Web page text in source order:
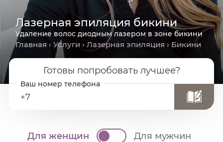
Лазерная эпиляция бикини
Удаление волос диодным лазером в зоне бикини
Главная ›Услуги ›Лазерная эпиляция › Бикини
Готовы попробовать лучшее?
+7
Для женщин Для мужчин